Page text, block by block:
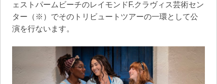
ェストパームビーチのレイモンドF.クラヴィス芸術セン
ター（※）でそのトリビュートツアーの一環として公
演を行ないます。